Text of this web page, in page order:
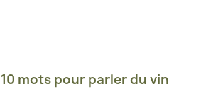
10 mots pour parler du vin